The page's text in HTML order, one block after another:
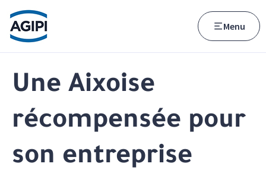
Accès au menu
Accès au contenu principal
Menu
Une Aixoise
récompensée pour
son entreprise